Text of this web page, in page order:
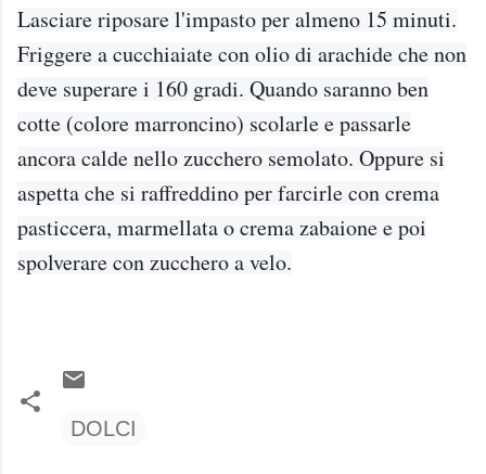
Lasciare riposare l'impasto per almeno 15 minuti.
Friggere a cucchiaiate con olio di arachide che non
deve superare i 160 gradi. Quando saranno ben
cotte (colore marroncino) scolarle e passarle
ancora calde nello zucchero semolato. Oppure si
aspetta che si raffreddino per farcirle con crema
pasticcera, marmellata o crema zabaione e poi
spolverare con zucchero a velo.
DOLCI